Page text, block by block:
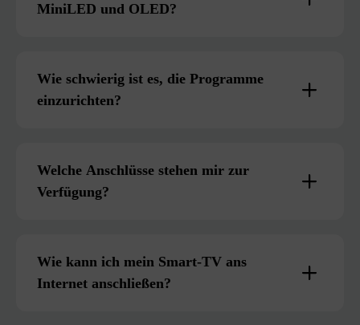
MiniLED und OLED?
Wie schwierig ist es, die Programme
einzurichten?
Welche Anschlüsse stehen mir zur
Verfügung?
Wie kann ich mein Smart-TV ans
Internet anschließen?